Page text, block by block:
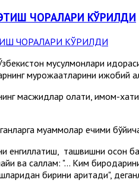
ЧОРАЛАРИ КЎРИЛДИ
мусулмонлари
мурожаатларини ижобий
масжидлар ҳолати, имом-
муаммолар ечими
енгиллатиш, ташвишни осон
ва саллам: "... Ким
бирини аритади",